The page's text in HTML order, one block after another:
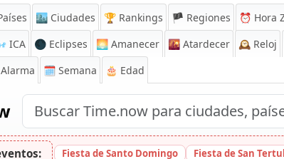
🏙️ Ciudades 🏆 Rankings 🏴 Regiones ⏰ Hora
ICA 🌑 Eclipses 🌅 Amanecer 🌇 Atardecer 🕰️ Reloj
Alarma 🗓️ Semana 🎂 Edad
Fiesta de Santo Domingo Fiesta de San